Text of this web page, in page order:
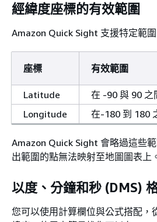
經緯度座標的有效範圍
Amazon Quick Sight 支援特定範
座標 有效範圍
Latitude
在 -90 與 90 之
Longitude
在-180 到 180
Amazon Quick Sight 會略過這些
出範圍的點無法映射至地圖圖表上
以度、分鐘和秒 (DMS)
您可以使用計算欄位與公式搭配，